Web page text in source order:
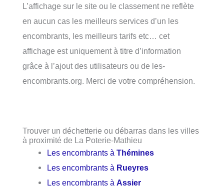
L’affichage sur le site ou le classement ne reflète
en aucun cas les meilleurs services d’un les
encombrants, les meilleurs tarifs etc… cet
affichage est uniquement à titre d’information
grâce à l’ajout des utilisateurs ou de les-
encombrants.org. Merci de votre compréhension.
Trouver un déchetterie ou débarras dans les villes
à proximité de La Poterie-Mathieu
Les encombrants àThémines
Les encombrants à Rueyres
Les encombrants àAssier